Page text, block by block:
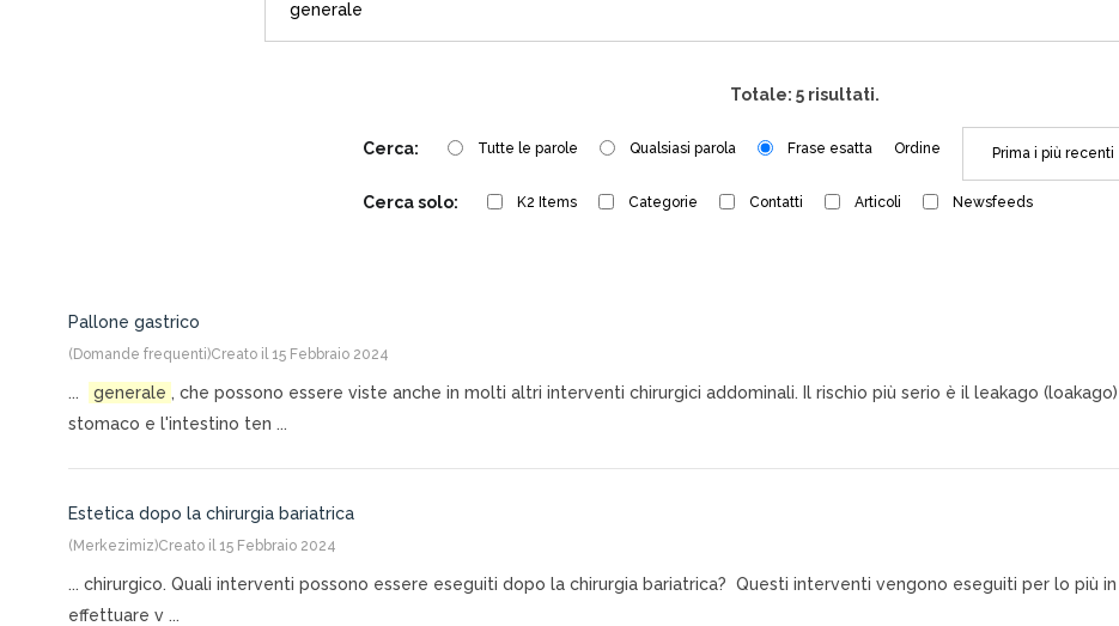
Totale: 5 risultati.
Cerca: Tutte le parole Qualsiasi parola Frase esatta Ordine
Cerca solo: K2 Items Categorie Contatti Articoli Newsfeeds
Pallone gastrico
(Domande frequenti)Creato il 15 Febbraio 2024
... generale , che possono essere viste anche in molti altri interventi chirurgici addominali. Il rischio più serio è il leakago
stomaco e l'intestino ten ...
Estetica dopo la chirurgia bariatrica
(Merkezimiz)Creato il 15 Febbraio 2024
... chirurgico. Quali interventi possono essere eseguiti dopo la chirurgia bariatrica? Questi interventi vengono eseguiti per lo più
effettuare v ...